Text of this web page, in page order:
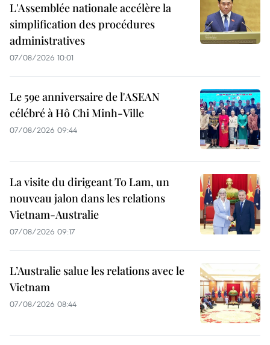
L'Assemblée nationale accélère la
simplification des procédures
administratives
07/08/2026 10:01
Le 59e anniversaire de l'ASEAN
célébré à Hô Chi Minh-Ville
07/08/2026 09:44
La visite du dirigeant To Lam, un
nouveau jalon dans les relations
Vietnam-Australie
07/08/2026 09:17
L’Australie salue les relations avec le
Vietnam
07/08/2026 08:44